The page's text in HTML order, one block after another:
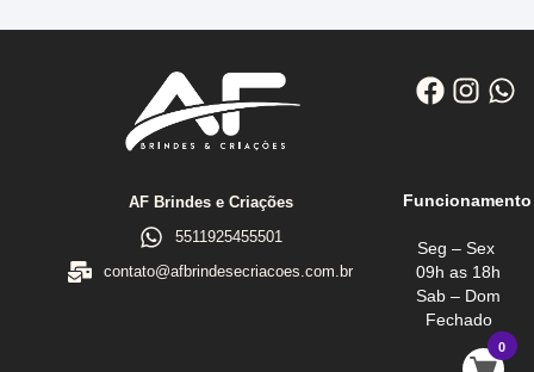
AF Brindes e Criações
5511925455501
contato@afbrindesecriacoes.com.br
Funcionamento
Seg – Sex
09h as 18h
Sab – Dom
Fechado
0